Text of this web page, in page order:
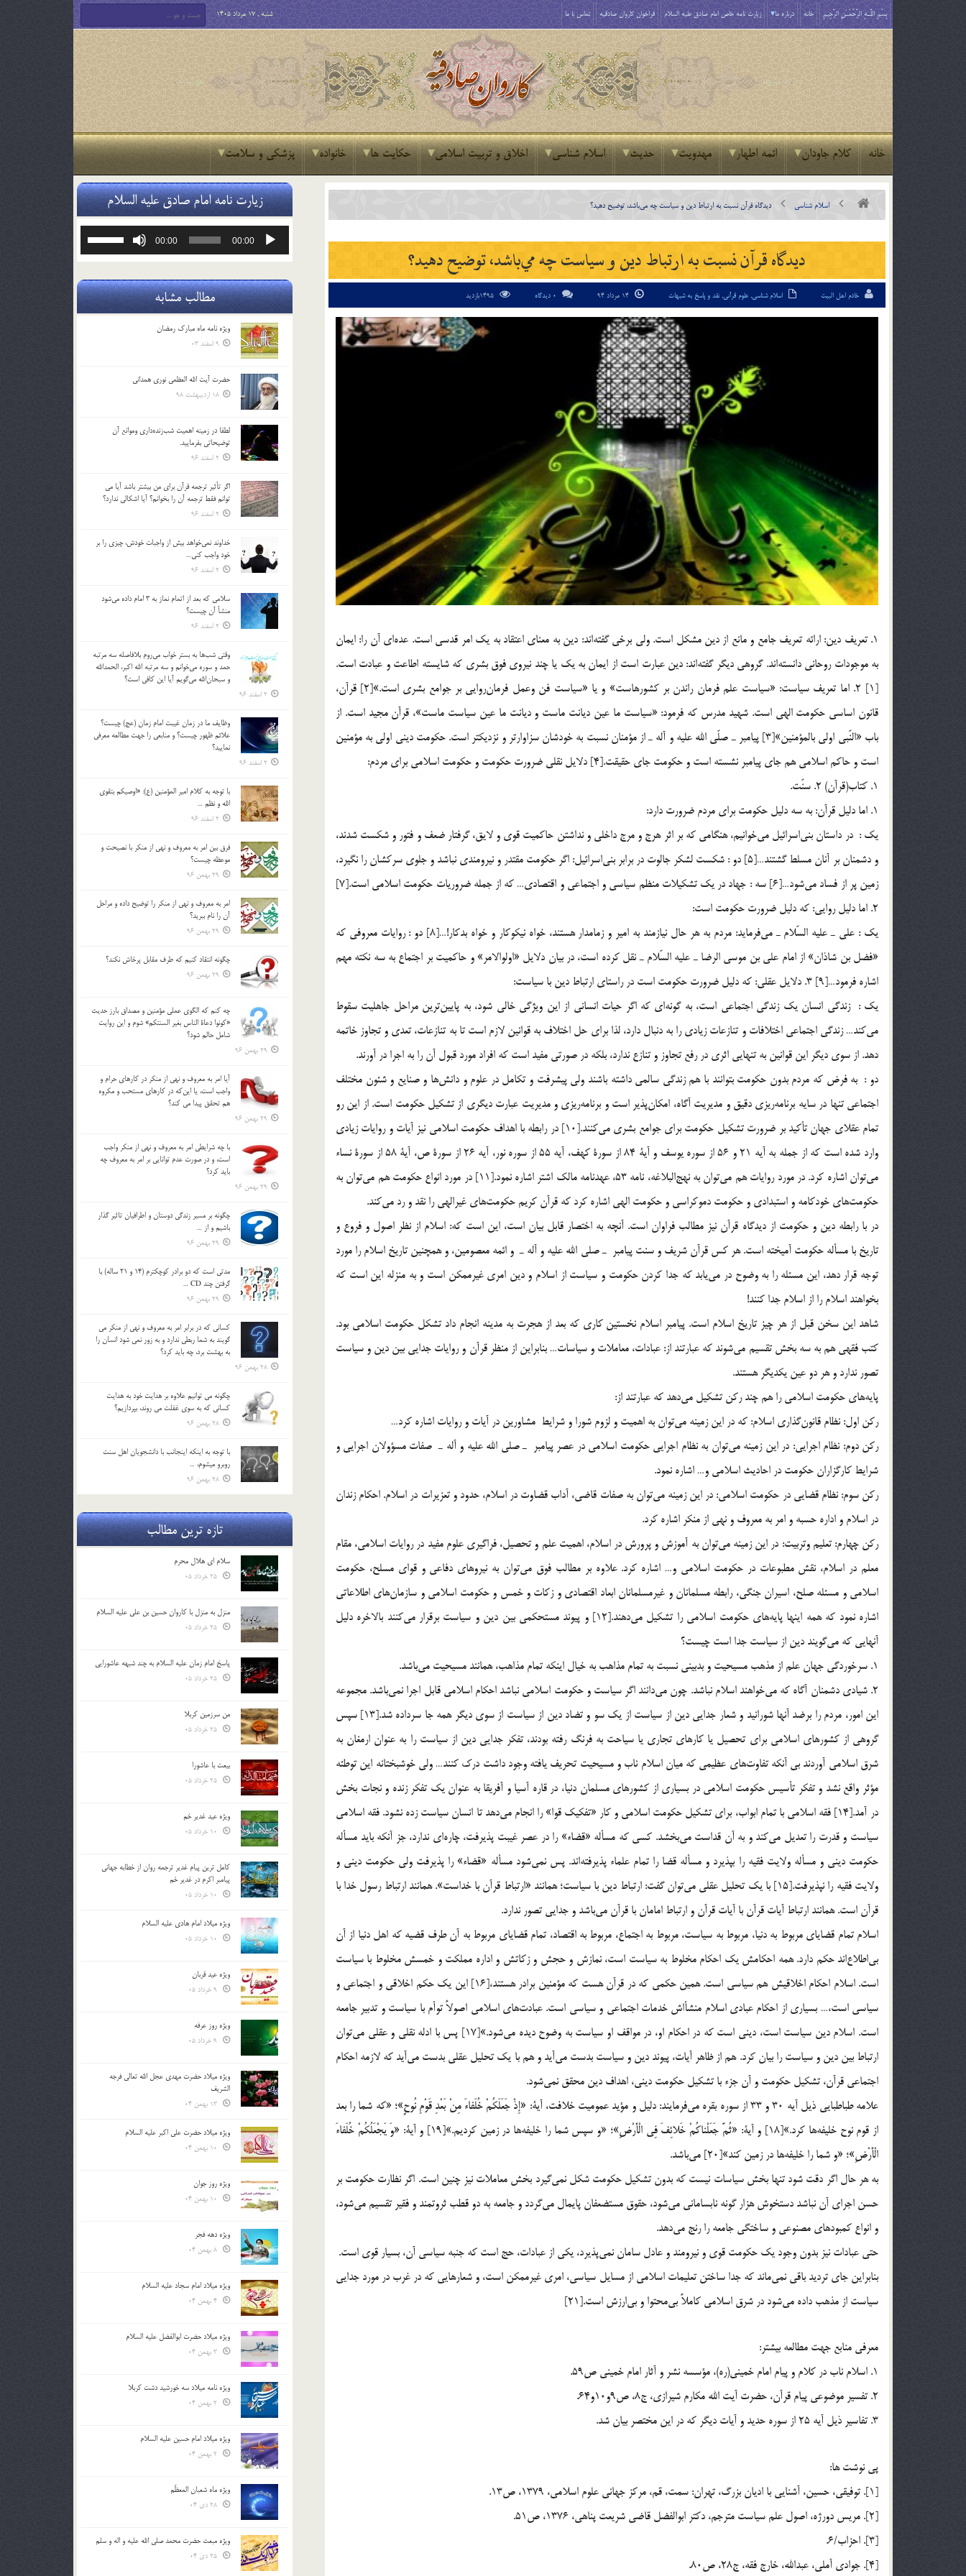
بِسْمِ اللَّـهِ الرَّحْمَـٰنِ الرَّحِيمِ خانه درباره ما زیارت نامه خاص امام صادق علیه السلام فراخوان کاروان صادقیه تماس با ما شنبه , 17 مرداد 1405
خانه کلام جاودان ائمه اطهار مهدویت حدیث اسلام شناسی اخلاق و تربیت اسلامی حکایت ها خانواده پزشکی و سلامت
اسلام شناسی ديدگاه قرآن نسبت به ارتباط دين و سياست چه مي‌باشد، توضيح دهيد؟
ديدگاه قرآن نسبت به ارتباط دين و سياست چه مي‌باشد، توضيح دهيد؟
خادم اهل البیت اسلام شناسی,علوم قرآنی, نقد و پاسخ به شبهات 0 دیدگاه
1. تعريف دين: ارائه تعريف جامع و مانع از دين مشكل است. ولي برخي گفته‌اند: دين به معناي اعتقاد به يك امر قدسي است. عده‌اي آن را: ايمان
به موجودات روحاني دانسته‌اند. گروهي ديگر گفته‌اند: دين عبارت است از ايمان به يك يا چند نيروي فوق بشري كه شايسته اطاعت و عبادت است.
[1] 2. اما تعريف سياست: «سياست علم فرمان راندن بر كشورهاست» و يا «سياست فن وعمل فرمان‌روايي بر جوامع بشري است.»[2] قرآن،
قانون اساسي حكومت الهي است. شهيد مدرس كه فرمود: «سياست ما عين ديانت ماست و ديانت ما عين سياست ماست»، قرآن مجيد است. از
باب «النّبي اولي بالمؤمنين»[3] پيامبر ـ صلّي الله عليه و آله ـ از مؤمنان نسبت به خودشان سزاوارتر و نزديكتر است. حكومت ديني اولي به مؤمنين
است و حاكم اسلامي هم جاي پيامبر نشسته است و حكومت جاي حقيقت.[4] دلايل نقلي ضرورت حكومت و حكومت اسلامي براي مردم:
1. كتاب(قرآن) 2. سنّت.
1. اما دليل قرآن: به سه دليل حكومت براي مردم ضرورت دارد:
يک : در داستان بني‌اسرائيل مي‌خوانيم، هنگامي كه بر اثر هرج و مرج داخلي و نداشتن حاكميت قوي و لايق، گرفتار ضعف و فتور و شكست شدند،
و دشمنان بر آنان مسلط گشتند…[5] دو : شكست لشكر جالوت در برابر بني‌اسرائيل: اگر حكومت مقتدر و نيرومندي نباشد و جلوي سركشان را نگيرد،
زمين پر از فساد مي‌شود…[6] سه : جهاد در يك تشكيلات منظم سياسي و اجتماعي و اقتصادي… كه از جمله ضروريات حكومت اسلامي است.[7]
2. اما دليل روايي: كه دليل ضرورت حكومت است:
يک : علي ـ عليه السّلام ـ مي‌فرمايد: مردم به هر حال نيازمند به امير و زمامدار هستند، خواه نيكوكار و خواه بدكار!…[8] دو : روايات معروفي كه
«فضل بن شاذان» از امام علي بن موسي الرضا ـ عليه السّلام ـ نقل كرده است، در بيان دلايل «اولوالامر» و حاكميت بر اجتماع به سه نكته مهم
اشاره فرمود…[9] 3. دلايل عقلي: كه دليل ضرورت حكومت است در راستاي ارتباط دين با سياست:
يک : زندگي انسان يك زندگي اجتماعي است، به گونه‌اي كه اگر حيات انساني از اين ويژگي‌ خالي شود، به پايين‌ترين مراحل جاهليت سقوط
مي‌كند… زندگي اجتماعي اختلافات و تنازعات زيادي را به دنبال دارد، لذا براي حل اختلاف به قوانين لازم است تا به تنازعات، تعدي و تجاوز خاتمه
دهد. از سوي ديگر اين قوانين به تنهايي اثري در رفع تجاوز و تنازع ندارد، بلكه در صورتي مفيد است كه افراد مورد قبول آن را به اجرا در آورند.
دو : به فرض كه مردم بدون حكومت بتوانند با هم زندگي سالمي داشته باشند ولي پيشرفت و تكامل در علوم و دانش‌ها و صنايع و شئون مختلف
اجتماعي تنها در سايه برنامه‌ريزي دقيق و مديريت آگاه، امكان‌پذير است و برنامه‌ريزي و مديريت عبارت ديگري از تشكيل حكومت است. از اين رو
تمام عقلاي جهان تأكيد بر ضرورت تشكيل حكومت براي جوامع بشري مي‌كنند.[10] در رابطه با اهداف حكومت اسلامي نيز آيات و روايات زيادي
وارد شده است كه از جمله به آيه 21 و 56 از سوره يوسف و آية 84 از سورة كهف، آيه 55 از سوره نور، آيه 26 از سورة ص، آية 58 از سورة نساء
مي‌توان اشاره كرد. در مورد روايات هم مي‌توان به نهج‌البلاغه، نامه 53، عهدنامه مالك اشتر اشاره نمود.[11] در مورد انواع حكومت هم مي‌توان به
حكومت‌هاي خودكامه و استبدادي و حكومت دموكراسي و حكومت الهي اشاره كرد كه قرآن كريم حكومت‌هاي غيرالهي را نقد و رد مي‌كند.
در با رابطه دين و حكومت از ديدگاه قرآن نيز مطالب فراوان است. آنچه به اختصار قابل بيان است، اين است كه: اسلام از نظر اصول و فروع و
تاريخ با مسأله حكومت آميخته است. هر كس قرآن شريف و سنت پيامبر ـ صلي الله عليه و آله ـ و ائمه معصومين، و همچنين تاريخ اسلام را مورد
توجه قرار دهد، اين مسئله را به وضوح در مي‌يابد كه جدا كردن حكومت و سياست از اسلام و دين امري غيرممكن است و به منزله اين است كه
بخواهند اسلام را از اسلام جدا كنند!
شاهد اين سخن قبل از هر چيز تاريخ اسلام است. پيامبر اسلام نخستين كاري كه بعد از هجرت به مدينه انجام داد تشكل حكومت اسلامي بود.
كتب فقهي هم به سه بخش تقسيم مي‌شوند كه عبارتند از: عبادات، معاملات و سياسات… بنابراين از منظر قرآن و روايات جدايي بين دين و سياست
تصور ندارد و هر دو عين يكديگر هستند.
پايه‌هاي حكومت اسلامي را هم چند ركن تشكيل مي‌دهد كه عبارتند از:
ركن اول: نظام قانون‌گذاري اسلام: كه در اين زمينه مي‌توان به اهميت و لزوم شورا و شرايط مشاورين در آيات و روايات اشاره كرد…
ركن دوم: نظام اجرايي: در اين زمينه مي‌توان به نظام اجرايي حكومت اسلامي در عصر پيامبر ـ صلي الله عليه و آله ـ صفات مسؤولان اجرايي و
شرايط كارگزاران حكومت در احاديث اسلامي و… اشاره نمود.
ركن سوم: نظام قضايي در حكومت اسلامي: در اين زمينه مي‌توان به صفات قاضي، آداب قضاوت در اسلام، حدود و تعزيرات در اسلام. احكام زندان
در اسلام و اداره حسبه و امر به معروف و نهي از منكر اشاره كرد.
ركن چهارم: تعليم وتربيت: در اين زمينه مي‌توان به آموزش و پرورش در اسلام، اهميت علم و تحصيل، فراگيري علوم مفيد در روايات اسلامي، مقام
معلم در اسلام، نقش مطبوعات در حكومت اسلامي و… اشاره كرد. علاوه بر مطالب فوق مي‌توان به نيروهاي دفاعي و قواي مسلح، حكومت
اسلامي و مسئله صلح، اسيران جنگي، رابطه مسلمانان و غيرمسلمانان ابعاد اقتصادي و زكات و خمس و حكومت اسلامي و سازمان‌هاي اطلاعاتي
اشاره نمود كه همه اينها پايه‌هاي حكومت اسلامي را تشكيل مي‌دهند.[12] و پيوند مستحكمي بين دين و سياست برقرار مي‌كنند بالاخره دليل
آنهايي كه مي‌گويند دين از سياست جدا است چيست؟
1. سرخوردگي جهان علم از مذهب مسيحيت و بدبيني نسبت به تمام مذاهب به خيال اينكه تمام مذاهب، همانند مسيحيت مي‌باشد.
2. شيادي دشمنان آگاه كه مي‌خواهند اسلام نباشد. چون مي‌دانند اگر سياست و حكومت اسلامي نباشد احكام اسلامي قابل اجرا نمي‌باشد. مجموعه
اين امور، مردم را برضد آنها شورانيد و شعار جدايي دين از سياست از يك سو و تضاد دين از سياست از سوي ديگر همه جا سرداده شد.[13] سپس
گروهي از كشورهاي اسلامي براي تحصيل يا كارهاي تجاري يا سياحت به فرنگ رفته بودند، تفكر جدايي دين از سياست را به عنوان ارمغان به
شرق اسلامي آوردند بي آنكه تفاوت‌هاي عظيمي كه ميان اسلام ناب و مسيحيت تحريف يافته وجود داشت درك كنند… ولي خوشبختانه اين توطئه
مؤثر واقع نشد و تفكر تأسيس حكومت اسلامي در بسياري از كشورهاي مسلمان دنيا، در قاره آسيا و آفريقا به عنوان يك تفكر زنده و نجات بخش
در آمد.[14] فقه اسلامي با تمام ابواب، براي تشكيل حكومت اسلامي و كار «تفكيك قوا» را انجام مي‌دهد تا انسان سياست زده نشود. فقه اسلامي
سياست و قدرت را تعديل مي‌كند و به آن قداست مي‌بخشد. كسي كه مسأله «قضاء» را در عصر غيبت پذيرفت، چاره‌اي ندارد، جز آنكه بايد مسأله
حكومت ديني و مسأله ولايت فقيه را بپذيرد و مسأله قضا را تمام علماء پذيرفته‌اند. پس نمي‌شود مسأله «قضاء» را پذيرفت ولي حكومت ديني و
ولايت فقيه را نپذيرفت.[15] با يك تحليل عقلي مي‌توان گفت: ارتباط دين با سياست؛ همانند «ارتباط قرآن با خداست». همانند ارتباط رسول خدا با
قرآن است. همانند ارتباط آيات قرآن با آيات قرآن و ارتباط امامان با قرآن مي‌باشد و جدايي تصور ندارد.
اسلام تمام قضاياي مربوط به دنيا، مربوط به سياست، مربوط به اجتماع، مربوط به اقتصاد، تمام قضاياي مربوط به آن طرف قضيه كه اهل دنيا از آن
بي‌اطلاع‌اند حكم دارد. همه احكامش يك احكام مخلوط به سياست است، نمازش و حجش و زكاتش و اداره مملكت و خمسش مخلوط با سياست
است. اسلام احكام اخلاقيش هم سياسي است. همين حكمي كه در قرآن هست كه مؤمنين برادر هستند،[16] اين يك حكم اخلاقي و اجتماعي و
سياسي است،… بسياري از احكام عبادي اسلام منشأ‌اش خدمات اجتماعي و سياسي است. عبادت‌هاي اسلامي اصولاً توأم با سياست و تدبير جامعه
است. اسلام دين سياست است، ديني است كه در احكام او، در مواقف او سياست به وضوح ديده مي‌شود.»[17] پس با ادله نقلي و عقلي مي‌توان
ارتباط بين دين و سياست را بيان كرد. هم از ظاهر آيات، پيوند دين و سياست بدست مي‌آيد و هم با يك تحليل عقلي بدست مي‌آيد كه لازمه احكام
اجتماعي قرآن، تشكيل حكومت و آن جزء با تشكيل حكومت ديني، اهداف دين محقق نمي‌شود.
علامه طباطبايي ذيل آيه 30 و 33 از سوره بقره مي‌فرمايند: دليل و مؤيد عموميت خلافت، آية: «إِذْ جَعَلَكُمْ خُلَفاءَ مِنْ بَعْدِ قَوْمِ نُوحٍ»؛ «كه شما را بعد
از قوم نوح خليفه‌ها كرد.»[18] و آية: «ثُمَّ جَعَلْناكُمْ خَلائِفَ فِي الْأَرْضِ»؛ «و سپس شما را خليفه‌ها در زمين كرديم.»[19] و آية: «وَ يَجْعَلُكُمْ خُلَفاءَ
الْأَرْضِ»؛ «و شما را خليفه‌ها در زمين كند»[20] مي‌باشد.
به هر حال اگر دقت شود تنها بخش سياسات نيست كه بدون تشكيل حكومت شكل نمي‌گيرد بخش معاملات نيز چنين است. اگر نظارت حكومت بر
حسن اجراي آن نباشد دستخوش هزار گونه نابساماني مي‌شود، حقوق مستضعفان پايمال مي‌گردد و جامعه به دو قطب ثروتمند و فقير تقسيم مي‌شود،
و انواع كمبود‌هاي مصنوعي و ساختگي جامعه را رنج مي‌دهد.
حتي عبادات نيز بدون وجود يك حكومت قوي و نيرومند و عادل سامان نمي‌پذيرد، يكي از عبادات، حج است كه جنبه سياسي آن، بسيار قوي است.
بنابراين جاي ترديد باقي نمي‌ماند كه جدا ساختن تعليمات اسلامي از مسايل سياسي، امري غيرممكن است، و شعارهايي كه در غرب در مورد جدايي
سياست از مذهب داده مي‌شود در شرق اسلامي كاملاً بي‌محتوا و بي‌ارزش است.[21]
معرفي منابع جهت مطالعه بيشتر:
1. اسلام ناب در كلام و پيام امام خميني(ره)، مؤسسه نشر و آثار امام خميني ص59.
2. تفسير موضوعي پيام قرآن، حضرت آيت الله مكارم شيرازي، ج8، ص9و10و64.
3. تفاسير ذيل آيه 25 از سوره حديد و آيات ديگر كه در اين مختصر بيان شد.
پي نوشت ها:
[1]. توفيقي، حسين، آشنايي با اديان بزرگ، تهران: سمت، قم، مركز جهاني علوم اسلامي، 1379، ص13.
[2]. مريس دورژه، اصول علم سياست مترجم، دكتر ابوالفضل قاضي شريعت پناهي، 1376، ص51.
[3]. احزاب/6.
[4]. جوادي آملي، عبدالله، خارج فقه، ج28، ص80.
زیارت نامه امام صادق علیه السلام
پخش‌کننده
00:00
00:00
یا
صدا
کلیدهای
مطالب مشابه
ویژه نامه ماه مبارک رمضان
9 اسفند 03
حضرت آیت الله العظمی نوری همدانی
18 اردیبهشت 98
لطفا در زمينه اهميت شب‌زنده‌داري وموانع آن
توضيحاتي بفرماييد.
2 اسفند 96
اگر تأثير ترجمه قرآن براي من بيشتر باشد آيا مي
توانم فقط ترجمه آن را بخوانم؟ آيا اشكالي ندارد؟
2 اسفند 96
خداوند نمي‌خواهد بيش از واجبات خودش، چيزي را بر
خود واجب كني…
2 اسفند 96
سلامي كه بعد از اتمام نماز به 3 امام داده مي‌شود
منشأ آن چيست؟
2 اسفند 96
وقتي شب‌ها به بستر خواب مي‌روم بلافاصله سه مرتبه
حمد و سوره مي‌خوانم و سه مرتبه الله اكبر، الحمدالله
و سبحان‌الله مي‌گويم آيا اين كافي است؟
2 اسفند 96
وظايف ما در زمان غيبت امام زمان (عج) چيست؟
علائم ظهور چيست؟ و منابعي را جهت مطالعه معرفي
نماييد؟
2 اسفند 96
با توجه به كلام امير المؤمنين (ع): «اوصيكم بتقوي
الله و نظم …
2 اسفند 96
فرق بين امر به معروف و نهي از منكر با نصيحت و
موعظه چيست؟
29 بهمن 96
امر به معروف و نهي از منكر را توضيح داده و مراحل
آن را نام ببريد؟
29 بهمن 96
چگونه انتقاد كنيم كه طرف مقابل پرخاش نكند؟
29 بهمن 96
چه كنم كه الگوي عملي مؤمنين و مصداق بارز حديث
«كونوا دعاة الناس بغير السنتكم» شوم و اين روايت
شامل حالم شود؟
29 بهمن 96
آيا امر به معروف و نهي از منكر در كارهاي حرام و
واجب است، يا اين‌كه در كارهاي مستحب و مكروه
هم تحقق پيدا مي كند؟
29 بهمن 96
با چه شرايطي امر به معروف و نهي از منکر واجب
است، و در صورت عدم توانايي بر امر به معروف چه
بايد کرد؟
29 بهمن 96
چگونه بر مسير زندگي دوستان و اطرافيان تاثير گذار
باشيم و از …
29 بهمن 96
مدتي است كه دو برادر كوچكترم (14 و 21 ساله) با
گرفتن چند CD …
29 بهمن 96
كساني كه در برابر امر به معروف و نهي از منكر مي
گويند به شما ربطي ندارد و به زور نمي شود انسان را
به بهشت برد، چه بايد كرد؟
28 بهمن 96
چگونه مي توانيم علاوه بر هدايت خود به هدايت
كساني كه به سوي غفلت مي روند، بپردازيم؟
28 بهمن 96
با توجه به اينكه اينجانب با دانشجويان اهل سنت
روبرو مي‎شوم، …
28 بهمن 96
تازه ترین مطالب
سلام ای هلال محرم
منزل به منزل با کاروان حسین بن علی علیه السلام
پاسخ امام زمان علیه السلام به چند شبهه عاشورایی
من سرزمین کربلا
بیعت با عاشورا
ویژه عید غدیر خم
کامل ترین پیام غدیر ترجمه روان از خطابه جهانی
پیامبر اکرم در غدیر خم
ویژه میلاد امام هادی علیه السلام
ویژه عید قربان
ویژه روز عرفه
ویژه میلاد حضرت مهدی عجل الله تعالی فرجه
الشريف
ویژه میلاد حضرت علی اکبر علیه السلام
ویژه روز جوان
ویژه دهه فجر
ویژه میلاد امام سجاد علیه السلام
ویژه میلاد حضرت ابوالفضل علیه السلام
ویژه نامه میلاد سه خورشید دشت کربلا
ویژه میلاد امام حسین علیه السلام
ویژه ماه شعبان المعظّم
ویژه مبعث حضرت محمد صلی الله علیه و اله و سلم